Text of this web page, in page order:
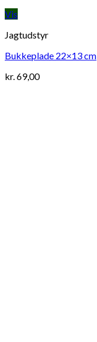
Vis
Jagtudstyr
Bukkeplade 22×13 cm
kr.69,00